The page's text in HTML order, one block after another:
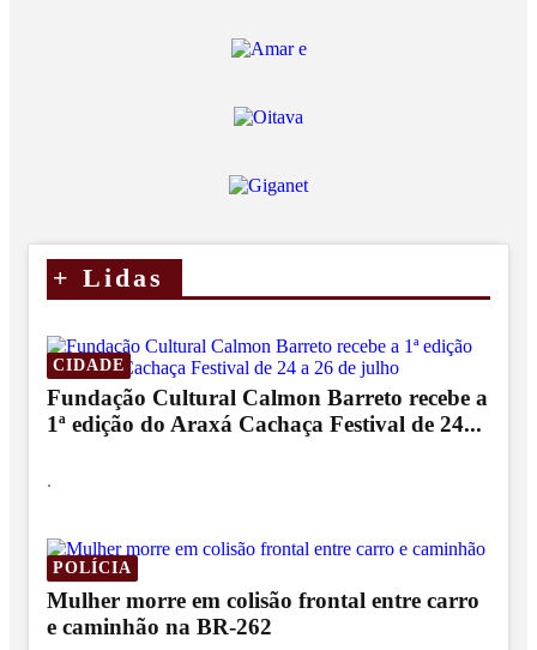
+ Lidas
CIDADE
Fundação Cultural Calmon Barreto recebe a
1ª edição do Araxá Cachaça Festival de 24...
.
POLÍCIA
Mulher morre em colisão frontal entre carro
e caminhão na BR-262